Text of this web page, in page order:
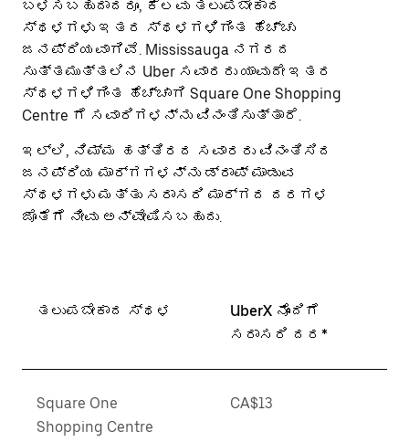
ಬಳಸಬಹುದಾದರೂ, ಕೆಲವು ತಲುಪಬೇಕಾದ
ಸ್ಥಳಗಳು ಇತರ ಸ್ಥಳಗಳಿಗಿಂತ ಹೆಚ್ಚು
ಜನಪ್ರಿಯವಾಗಿವೆ. Mississauga ನಗರದ
ಸುತ್ತಮುತ್ತಲಿನ Uber ಸವಾರರು ಯಾವುದೇ ಇತರ
ಸ್ಥಳಗಳಿಗಿಂತ ಹೆಚ್ಚಾಗಿ Square One Shopping
Centre ಗೆ ಸವಾರಿಗಳನ್ನು ವಿನಂತಿಸುತ್ತಾರೆ.
ಇಲ್ಲಿ, ನಿಮ್ಮ ಹತ್ತಿರದ ಸವಾರರು ವಿನಂತಿಸಿದ
ಜನಪ್ರಿಯ ಮಾರ್ಗಗಳನ್ನು ಡ್ರಾಪ್ ಮಾಡುವ
ಸ್ಥಳಗಳು ಮತ್ತು ಸರಾಸರಿ ಮಾರ್ಗದ ದರಗಳ
ಜೊತೆಗೆ ನೀವು ಅನ್ವೇಷಿಸಬಹುದು.
ತಲುಪಬೇಕಾದ ಸ್ಥಳ
UberX ನೊಂದಿಗೆ
ಸರಾಸರಿ ದರ*
Square One
Shopping Centre
CA$13